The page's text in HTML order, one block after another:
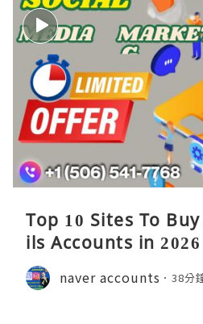
Top 10 Sites To
ils Accounts in 2026
naver accounts 38分